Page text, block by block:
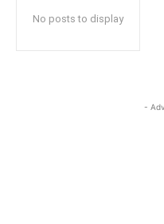
No posts to display
-